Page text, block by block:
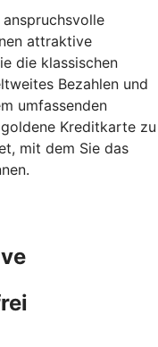
attraktive
die klassischen
Bezahlen und
umfassenden
Kreditkarte zu
mit dem Sie das